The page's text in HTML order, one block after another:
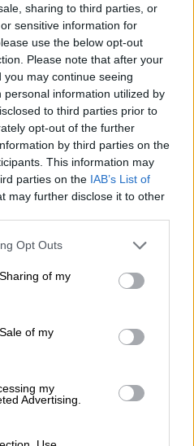
sharing to third parties, or
sensitive information for
use the below opt-out
Please note that after your
may continue seeing
information utilized by
to third parties prior to
opt-out of the further
by third parties on the
This information may
parties on the IAB’s List of
may further disclose it to other
Opt Outs
of my
of my
my
Advertising.
claro de su discurso
tienen los mismos
del Ser Supremo. A ello
concepto gramsciano
combinado con la
como la distinción entre
Schmitt (hombre
jurista del nacional
todo con una
(el de la periferia,
resultado una
como su carácter.
bueno de la izquierda
era un camelista,
de la Teoría
la clase política. ¿A qué
Norma de buena
Contemplar el
sin poner
de algunos
sin acusaciones